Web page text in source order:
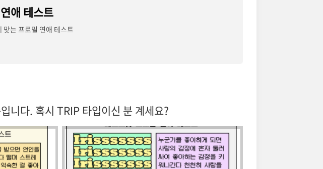
애 테스트
맞는 프로필 연애 테스트
니다. 혹시 TRIP 타입이신 분 계세요?